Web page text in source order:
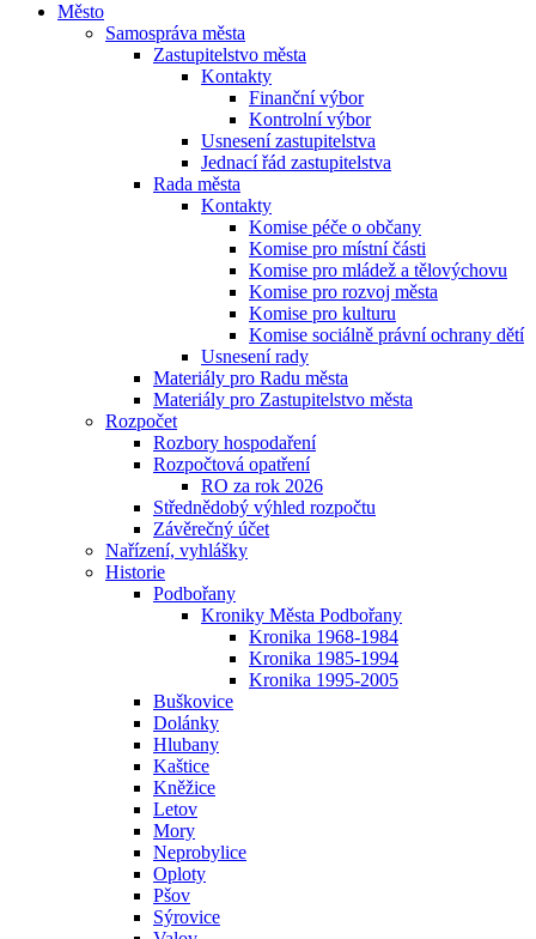
Město
Samospráva města
Zastupitelstvo města
Kontakty
Finanční výbor
Kontrolní výbor
Usnesení zastupitelstva
Jednací řád zastupitelstva
Rada města
Kontakty
Komise péče o občany
Komise pro místní části
Komise pro mládež a tělovýchovu
Komise pro rozvoj města
Komise pro kulturu
Komise sociálně právní ochrany dětí
Usnesení rady
Materiály pro Radu města
Materiály pro Zastupitelstvo města
Rozpočet
Rozbory hospodaření
Rozpočtová opatření
RO za rok 2026
Střednědobý výhled rozpočtu
Závěrečný účet
Nařízení, vyhlášky
Historie
Podbořany
Kroniky Města Podbořany
Kronika 1968-1984
Kronika 1985-1994
Kronika 1995-2005
Buškovice
Dolánky
Hlubany
Kaštice
Kněžice
Letov
Mory
Neprobylice
Oploty
Pšov
Sýrovice